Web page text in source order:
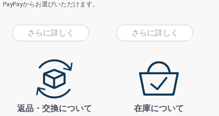
PayPayからお選びいただけます。
さらに詳しく さらに詳しく
返品・交換について 在庫について